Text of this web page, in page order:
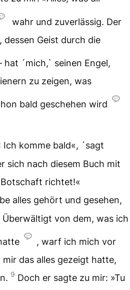
wahr und zuverlässig. Der
dessen Geist durch die
hat ´mich,` seinen Engel,
zu zeigen, was
bald geschehen wird
Ich komme bald«, ´sagt
sich nach diesem Buch mit
richtet!«
alles gehört und gesehen,
von dem, was ich
, warf ich mich vor
mir das alles gezeigt hatte,
9 Doch er sagte zu mir: »Tu